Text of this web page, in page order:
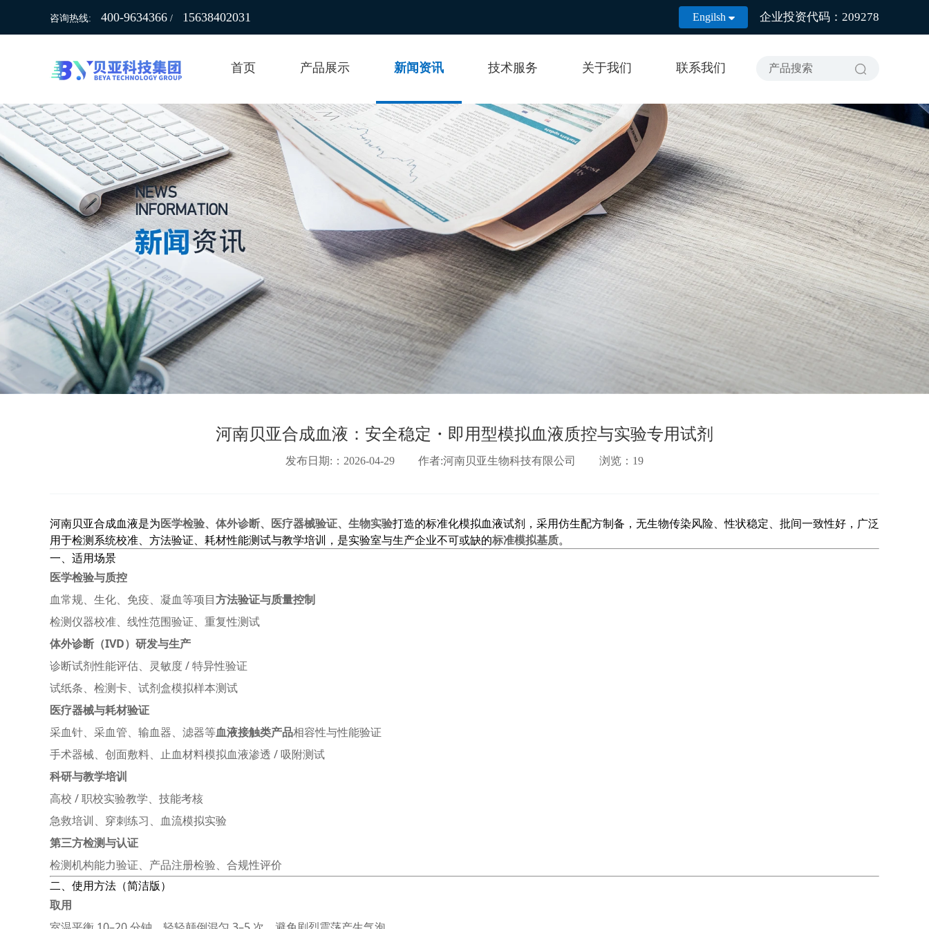
咨询热线: 400-9634366 / 15638402031 Engilsh  企业投资代码：209278
首页 产品展示 新闻资讯 技术服务 关于我们 联系我们
河南贝亚合成血液：安全稳定・即用型模拟血液质控与实验专用试剂
发布日期:：2026-04-29 作者:河南贝亚生物科技有限公司 浏览： 19
河南贝亚合成血液是为医学检验、体外诊断、医疗器械验证、生物实验打造的标准化模拟血液试剂，采用仿生配方制备，无生物传染风险、性状稳定、批间一致性好，广泛
用于检测系统校准、方法验证、耗材性能测试与教学培训，是实验室与生产企业不可或缺的标准模拟基质。
一、适用场景
医学检验与质控
血常规、生化、免疫、凝血等项目方法验证与质量控制
检测仪器校准、线性范围验证、重复性测试
体外诊断（IVD）研发与生产
诊断试剂性能评估、灵敏度 / 特异性验证
试纸条、检测卡、试剂盒模拟样本测试
医疗器械与耗材验证
采血针、采血管、输血器、滤器等血液接触类产品相容性与性能验证
手术器械、创面敷料、止血材料模拟血液渗透 / 吸附测试
科研与教学培训
高校 / 职校实验教学、技能考核
急救培训、穿刺练习、血流模拟实验
第三方检测与认证
检测机构能力验证、产品注册检验、合规性评价
二、使用方法（简洁版）
取用